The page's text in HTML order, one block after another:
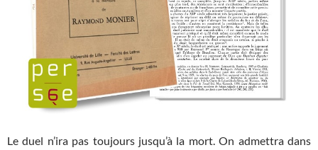
Le duel n’ira pas toujours jusqu’à la mort. On admettra dans